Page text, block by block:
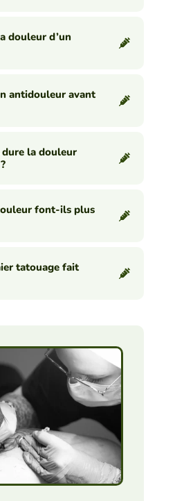
douleur d’un
antidouleur avant
dure la douleur
font-ils plus
tatouage fait